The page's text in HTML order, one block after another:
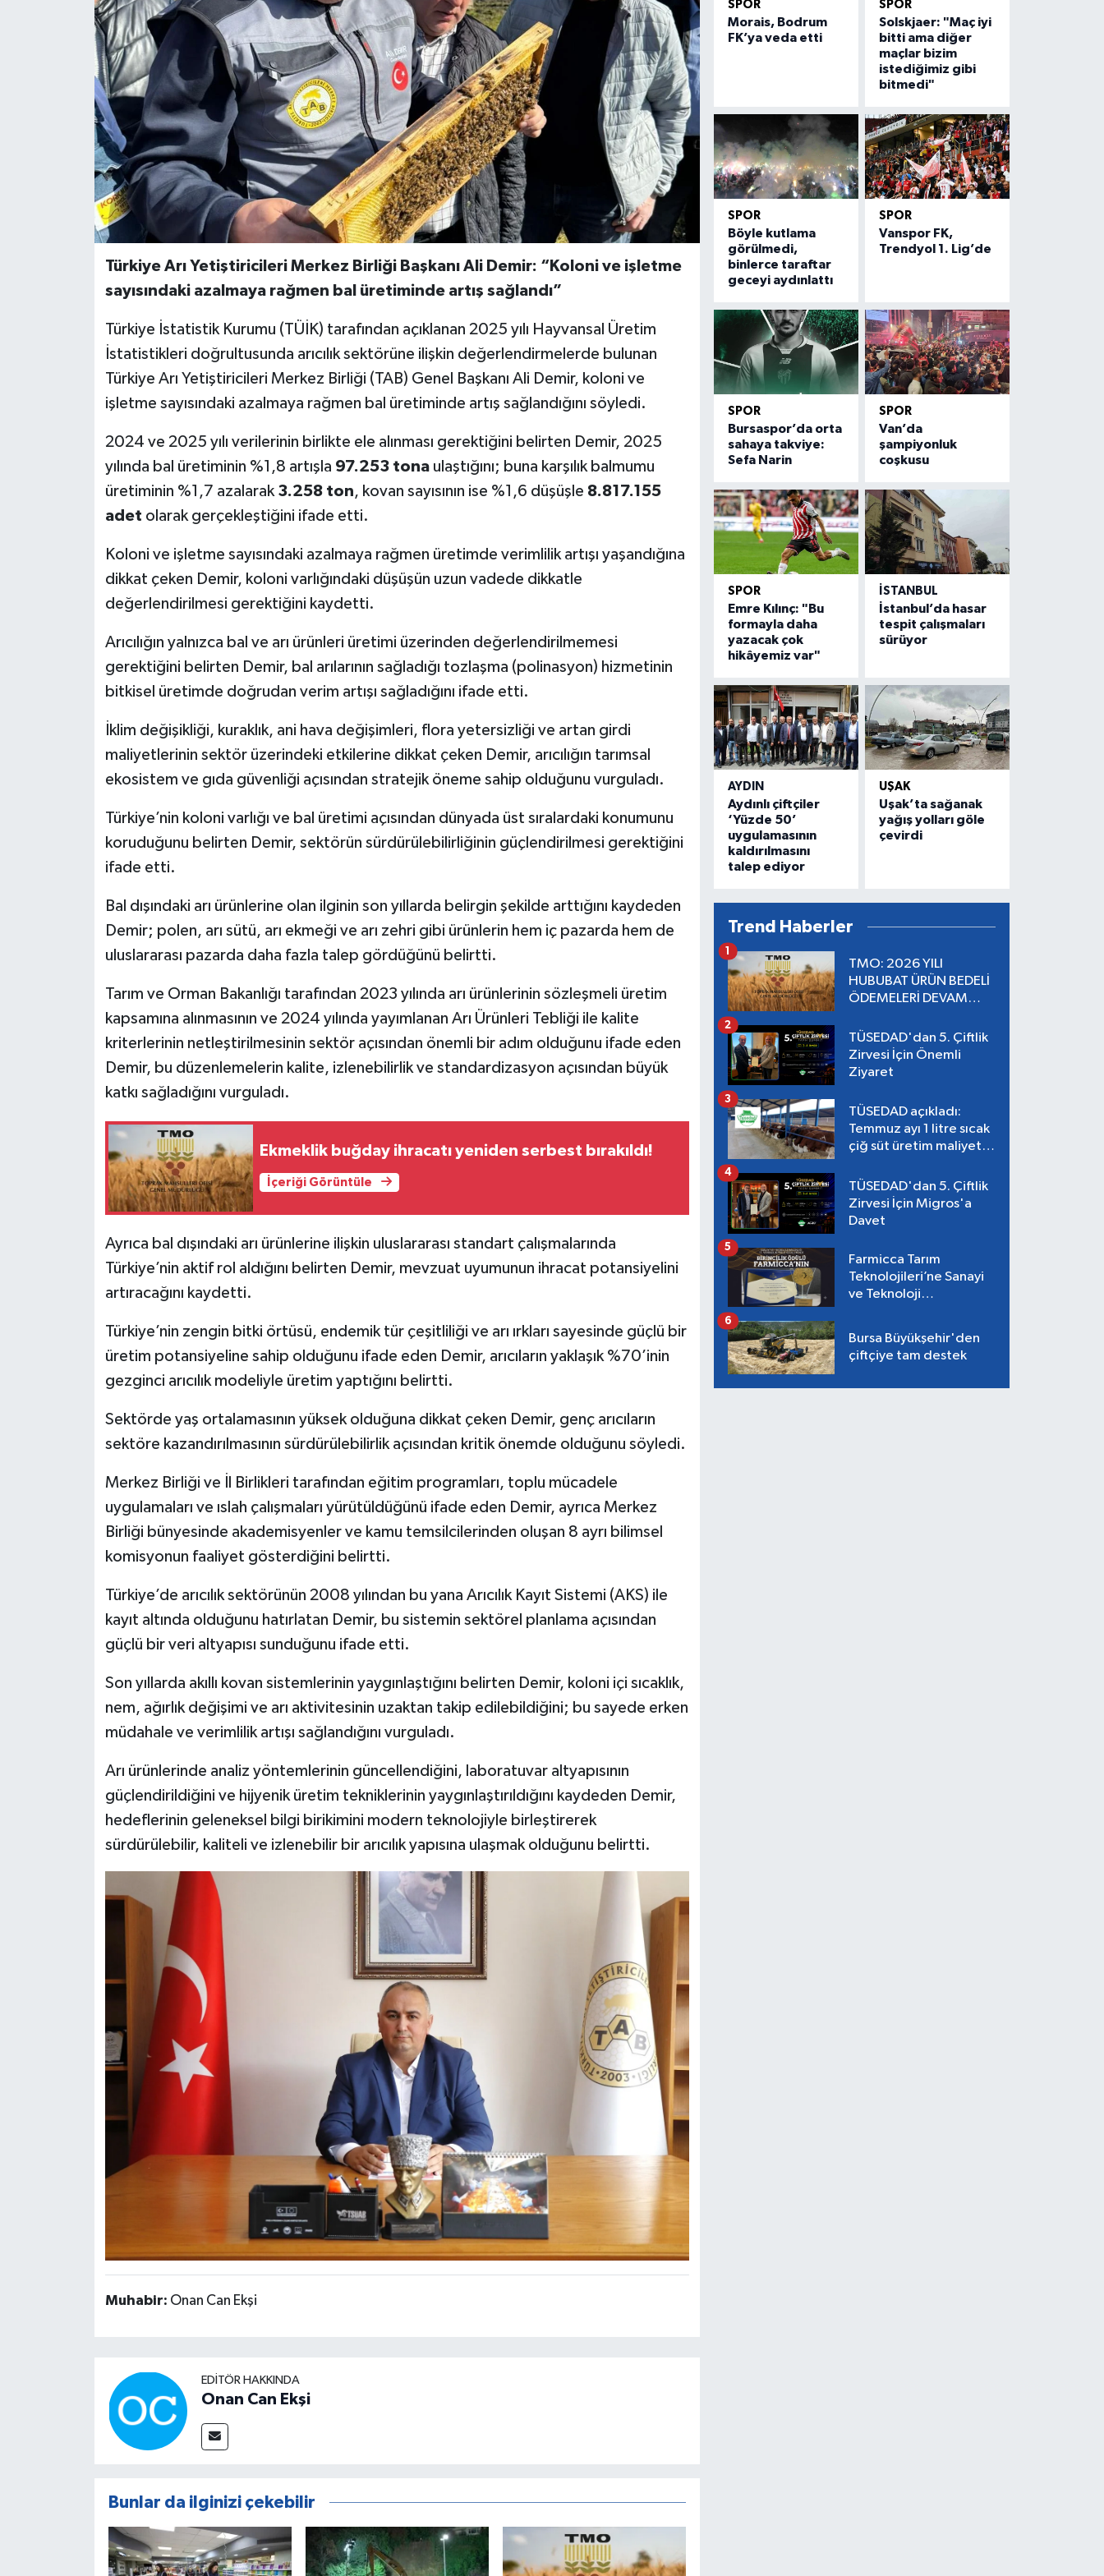
Türkiye Arı Yetiştiricileri Merkez Birliği Başkanı Ali Demir: “ Koloni ve işletme
sayısındaki azalmaya rağmen bal üretiminde artış sağlandı”
Türkiye İstatistik Kurumu (TÜİK) tarafından açıklanan 2025 yılı Hayvansal Üretim
İstatistikleri doğrultusunda arıcılık sektörüne ilişkin değerlendirmelerde bulunan
Türkiye Arı Yetiştiricileri Merkez Birliği (TAB) Genel Başkanı Ali Demir, koloni ve
işletme sayısındaki azalmaya rağmen bal üretiminde artış sağlandığını söyledi.
2024 ve 2025 yılı verilerinin birlikte ele alınması gerektiğini belirten Demir, 2025
yılında bal üretiminin %1,8 artışla 97.253 tonaulaştığını; buna karşılık balmumu
üretiminin %1,7 azalarak 3.258 ton, kovan sayısının ise %1,6 düşüşle 8.817.155
adet olarak gerçekleştiğini ifade etti.
Koloni ve işletme sayısındaki azalmaya rağmen üretimde verimlilik artışı yaşandığına
dikkat çeken Demir, koloni varlığındaki düşüşün uzun vadede dikkatle
değerlendirilmesi gerektiğini kaydetti.
Arıcılığın yalnızca bal ve arı ürünleri üretimi üzerinden değerlendirilmemesi
gerektiğini belirten Demir, bal arılarının sağladığı tozlaşma (polinasyon) hizmetinin
bitkisel üretimde doğrudan verim artışı sağladığını ifade etti.
İklim değişikliği, kuraklık, ani hava değişimleri, flora yetersizliği ve artan girdi
maliyetlerinin sektör üzerindeki etkilerine dikkat çeken Demir, arıcılığın tarımsal
ekosistem ve gıda güvenliği açısından stratejik öneme sahip olduğunu vurguladı.
Türkiye’nin koloni varlığı ve bal üretimi açısından dünyada üst sıralardaki konumunu
koruduğunu belirten Demir, sektörün sürdürülebilirliğinin güçlendirilmesi gerektiğini
ifade etti.
Bal dışındaki arı ürünlerine olan ilginin son yıllarda belirgin şekilde arttığını kaydeden
Demir; polen, arı sütü, arı ekmeği ve arı zehri gibi ürünlerin hem iç pazarda hem de
uluslararası pazarda daha fazla talep gördüğünü belirtti.
Tarım ve Orman Bakanlığı tarafından 2023 yılında arı ürünlerinin sözleşmeli üretim
kapsamına alınmasının ve 2024 yılında yayımlanan Arı Ürünleri Tebliği ile kalite
kriterlerinin netleştirilmesinin sektör açısından önemli bir adım olduğunu ifade eden
Demir, bu düzenlemelerin kalite, izlenebilirlik ve standardizasyon açısından büyük
katkı sağladığını vurguladı.
Ekmeklik buğday ihracatı yeniden serbest bırakıldı!
İçeriği Görüntüle
Ayrıca bal dışındaki arı ürünlerine ilişkin uluslararası standart çalışmalarında
Türkiye’nin aktif rol aldığını belirten Demir, mevzuat uyumunun ihracat potansiyelini
artıracağını kaydetti.
Türkiye’nin zengin bitki örtüsü, endemik tür çeşitliliği ve arı ırkları sayesinde güçlü bir
üretim potansiyeline sahip olduğunu ifade eden Demir, arıcıların yaklaşık %70’inin
gezginci arıcılık modeliyle üretim yaptığını belirtti.
Sektörde yaş ortalamasının yüksek olduğuna dikkat çeken Demir, genç arıcıların
sektöre kazandırılmasının sürdürülebilirlik açısından kritik önemde olduğunu söyledi.
Merkez Birliği ve İl Birlikleri tarafından eğitim programları, toplu mücadele
uygulamaları ve ıslah çalışmaları yürütüldüğünü ifade eden Demir, ayrıca Merkez
Birliği bünyesinde akademisyenler ve kamu temsilcilerinden oluşan 8 ayrı bilimsel
komisyonun faaliyet gösterdiğini belirtti.
Türkiye’de arıcılık sektörünün 2008 yılından bu yana Arıcılık Kayıt Sistemi (AKS) ile
kayıt altında olduğunu hatırlatan Demir, bu sistemin sektörel planlama açısından
güçlü bir veri altyapısı sunduğunu ifade etti.
Son yıllarda akıllı kovan sistemlerinin yaygınlaştığını belirten Demir, koloni içi sıcaklık,
nem, ağırlık değişimi ve arı aktivitesinin uzaktan takip edilebildiğini; bu sayede erken
müdahale ve verimlilik artışı sağlandığını vurguladı.
Arı ürünlerinde analiz yöntemlerinin güncellendiğini, laboratuvar altyapısının
güçlendirildiğini ve hijyenik üretim tekniklerinin yaygınlaştırıldığını kaydeden Demir,
hedeflerinin geleneksel bilgi birikimini modern teknolojiyle birleştirerek
sürdürülebilir, kaliteli ve izlenebilir bir arıcılık yapısına ulaşmak olduğunu belirtti.
Muhabir: Onan Can Ekşi
EDITÖR HAKKINDA
Onan Can Ekşi
Bunlar da ilginizi çekebilir
SPOR
Morais, Bodrum
FK’ya veda etti
SPOR
Solskjaer: "Maç iyi
bitti ama diğer
maçlar bizim
istediğimiz gibi
bitmedi"
SPOR
Böyle kutlama
görülmedi,
binlerce taraftar
geceyi aydınlattı
SPOR
Vanspor FK,
Trendyol 1. Lig’de
SPOR
Bursaspor’da orta
sahaya takviye:
Sefa Narin
SPOR
Van’da
şampiyonluk
coşkusu
SPOR
Emre Kılınç: "Bu
formayla daha
yazacak çok
hikâyemiz var"
İSTANBUL
İstanbul’da hasar
tespit çalışmaları
sürüyor
AYDIN
Aydınlı çiftçiler
‘Yüzde 50’
uygulamasının
kaldırılmasını
talep ediyor
UŞAK
Uşak’ta sağanak
yağış yolları göle
çevirdi
Trend Haberler
TMO: 2026 YILI
HUBUBAT ÜRÜN BEDELİ
ÖDEMELERİ DEVAM
1
TÜSEDAD'dan 5. Çiftlik
Zirvesi İçin Önemli
Ziyaret
2
TÜSEDAD açıkladı:
Temmuz ayı 1 litre sıcak
çiğ süt üretim maliyeti
3
TÜSEDAD'dan 5. Çiftlik
Zirvesi İçin Migros'a
Davet
4
Farmicca Tarım
Teknolojileri’ne Sanayi
ve Teknoloji
5
Bursa Büyükşehir'den
çiftçiye tam destek
6